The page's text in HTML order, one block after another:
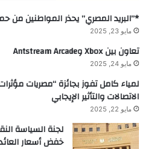
*”البريد المصري” يحذر المواطنين من
مايو 23, 2025
تعاون بين Xbox وAntstream Arcade
مايو 24, 2025
لمياء كامل تفوز بجائزة “مصريات
الاتصالات والتأثير الإيجابي
مايو 22, 2025
لجنة السياسة